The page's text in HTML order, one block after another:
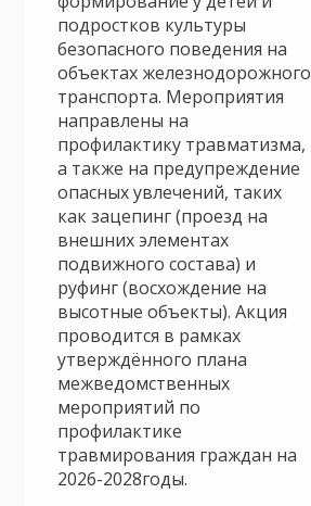
подростков культуры
безопасного поведения на
объектах железнодорожного
транспорта. Мероприятия
направлены на
профилактику травматизма,
а также на предупреждение
опасных увлечений, таких
как зацепинг (проезд на
внешних элементах
подвижного состава) и
руфинг (восхождение на
высотные объекты). Акция
проводится в рамках
утверждённого плана
межведомственных
мероприятий по
профилактике
травмирования граждан на
2026-2028годы.